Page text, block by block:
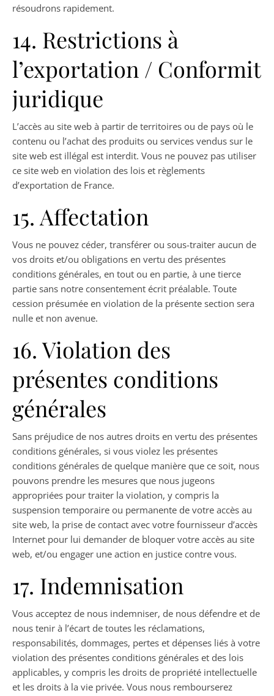
résoudrons rapidement.
14. Restrictions à
l’exportation / Conformité
juridique
L’accès au site web à partir de territoires ou de pays où le
contenu ou l’achat des produits ou services vendus sur le
site web est illégal est interdit. Vous ne pouvez pas utiliser
ce site web en violation des lois et règlements
d’exportation de France.
15. Affectation
Vous ne pouvez céder, transférer ou sous-traiter aucun de
vos droits et/ou obligations en vertu des présentes
conditions générales, en tout ou en partie, à une tierce
partie sans notre consentement écrit préalable. Toute
cession présumée en violation de la présente section sera
nulle et non avenue.
16. Violation des
présentes conditions
générales
Sans préjudice de nos autres droits en vertu des présentes
conditions générales, si vous violez les présentes
conditions générales de quelque manière que ce soit, nous
pouvons prendre les mesures que nous jugeons
appropriées pour traiter la violation, y compris la
suspension temporaire ou permanente de votre accès au
site web, la prise de contact avec votre fournisseur d’accès
Internet pour lui demander de bloquer votre accès au site
web, et/ou engager une action en justice contre vous.
17. Indemnisation
Vous acceptez de nous indemniser, de nous défendre et de
nous tenir à l’écart de toutes les réclamations,
responsabilités, dommages, pertes et dépenses liés à votre
violation des présentes conditions générales et des lois
applicables, y compris les droits de propriété intellectuelle
et les droits à la vie privée. Vous nous rembourserez